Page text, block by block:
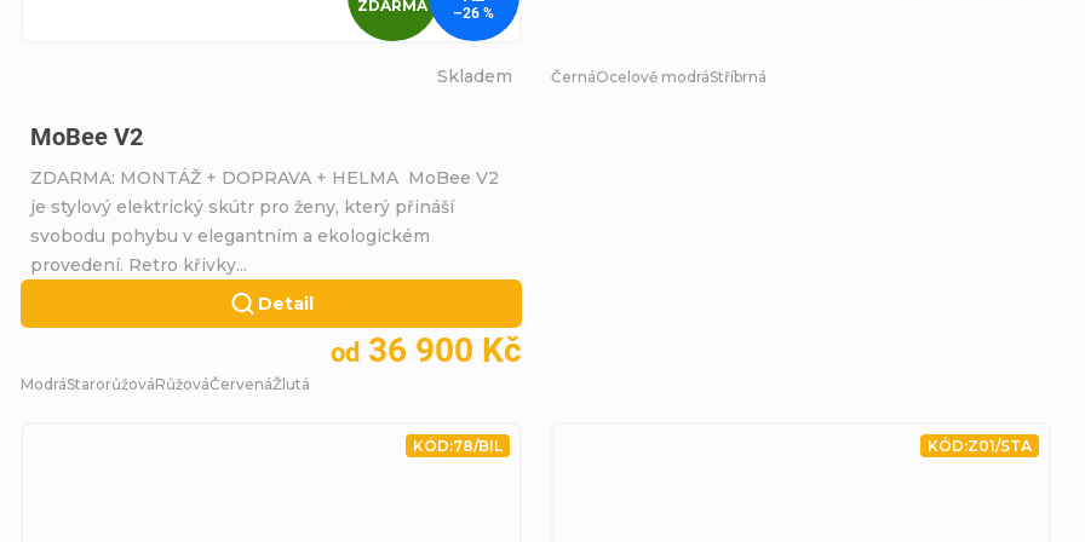
ZDARMA –26 %
MoBee V2
Skladem
od36 900 Kč
Detail
ZDARMA: MONTÁŽ + DOPRAVA + HELMA MoBee V2
je stylový elektrický skútr pro ženy, který přináší
svobodu pohybu v elegantním a ekologickém
provedení. Retro křivky...
ModráStarorůžováRůžováČervenáŽlutá
ČernáOcelově modráStříbrná
KÓD:78/BIL KÓD:Z01/STA